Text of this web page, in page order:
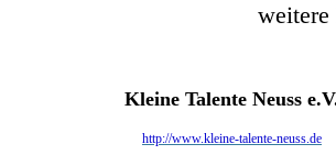
weitere
Kleine Talente Neuss
http://www.kleine-talente-neuss.de